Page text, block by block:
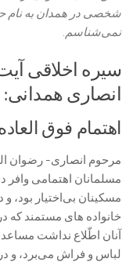
شخصى در همدان به نام
نمی‌‏شناسم‏.
سیره اخلاقی
انصاری همدانی:
اهتمام فوق
مرحوم انصارى- رضوان
مسلمانان اهتمامى
مسكينان بی‌‏اختيار بود، و
خانواده‏ هاى مستمند كه
آنان اطّلاع نداشت
لباس و فراش می‌برد، و